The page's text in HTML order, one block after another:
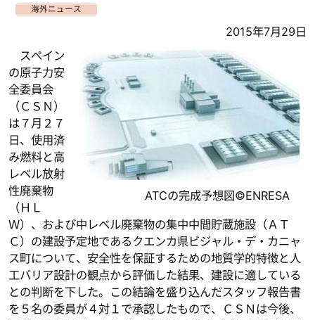
海外ニュース
2015年7月29日
ATCの完成予想図©ENRESA
スペイン
の原子力安
全委員会
（ＣＳＮ）
は７月２７
日、使用済
み燃料と高
レベル放射
性廃棄物
（ＨＬ
Ｗ）、および中レベル廃棄物の集中中間貯蔵施設（ＡＴ
Ｃ）の建設予定地であるクエンカ県ビジャル・デ・カニャ
ス町について、安全性を保証するための地質学的特徴と人
工バリア設計の観点から評価した結果、建設に適している
との判断を下した。この結論を盛り込んだスタッフ報告書
を５名の委員が４対１で承認したもので、ＣＳＮは今後、